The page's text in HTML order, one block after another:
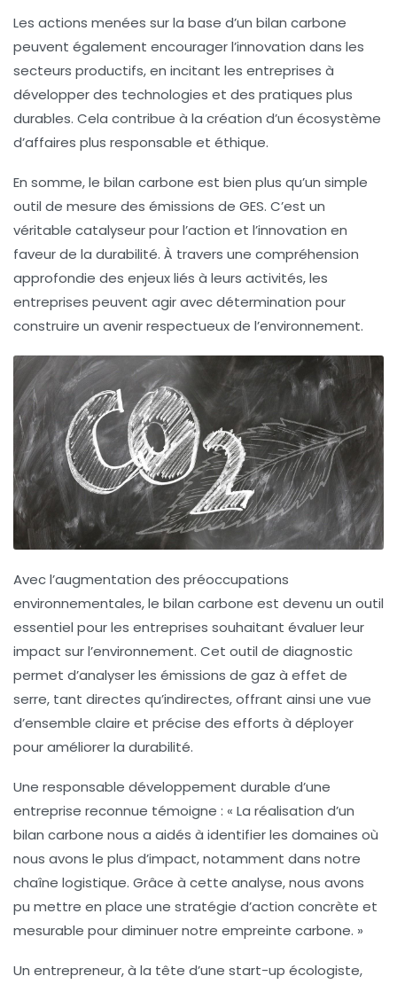
Les actions menées sur la base d’un bilan carbone
peuvent également encourager l’innovation dans les
secteurs productifs, en incitant les entreprises à
développer des technologies et des pratiques plus
durables. Cela contribue à la création d’un écosystème
d’affaires plus responsable et éthique.
En somme, le bilan carbone est bien plus qu’un simple
outil de mesure des émissions de GES. C’est un
véritable catalyseur pour l’action et l’innovation en
faveur de la durabilité. À travers une compréhension
approfondie des enjeux liés à leurs activités, les
entreprises peuvent agir avec détermination pour
construire un avenir respectueux de l’environnement.
Avec l’augmentation des préoccupations
environnementales, le bilan carbone est devenu un outil
essentiel pour les entreprises souhaitant évaluer leur
impact sur l’environnement. Cet outil de diagnostic
permet d’analyser les émissions de gaz à effet de
serre, tant directes qu’indirectes, offrant ainsi une vue
d’ensemble claire et précise des efforts à déployer
pour améliorer la durabilité.
Une responsable développement durable d’une
entreprise reconnue témoigne : « La réalisation d’un
bilan carbone nous a aidés à identifier les domaines où
nous avons le plus d’impact, notamment dans notre
chaîne logistique. Grâce à cette analyse, nous avons
pu mettre en place une stratégie d’action concrète et
mesurable pour diminuer notre empreinte carbone. »
Un entrepreneur, à la tête d’une start-up écologiste,